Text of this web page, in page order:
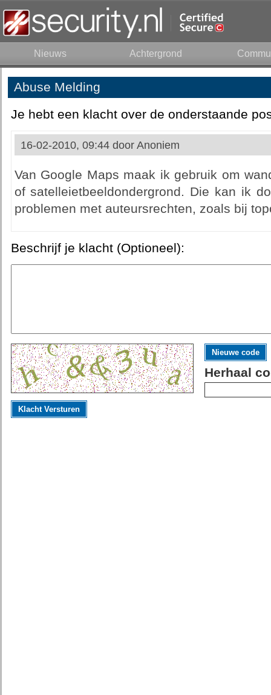
Nieuws Achtergrond
Abuse Melding
Je hebt een klacht over de onderstaande
16-02-2010, 09:44 door Anoniem
Van Google Maps maak ik gebruik om
of satelleietbeeldondergrond. Die kan ik
problemen met auteursrechten, zoals bij
Beschrijf je klacht (Optioneel):
Nieuwe code
Herhaal
Klacht Versturen